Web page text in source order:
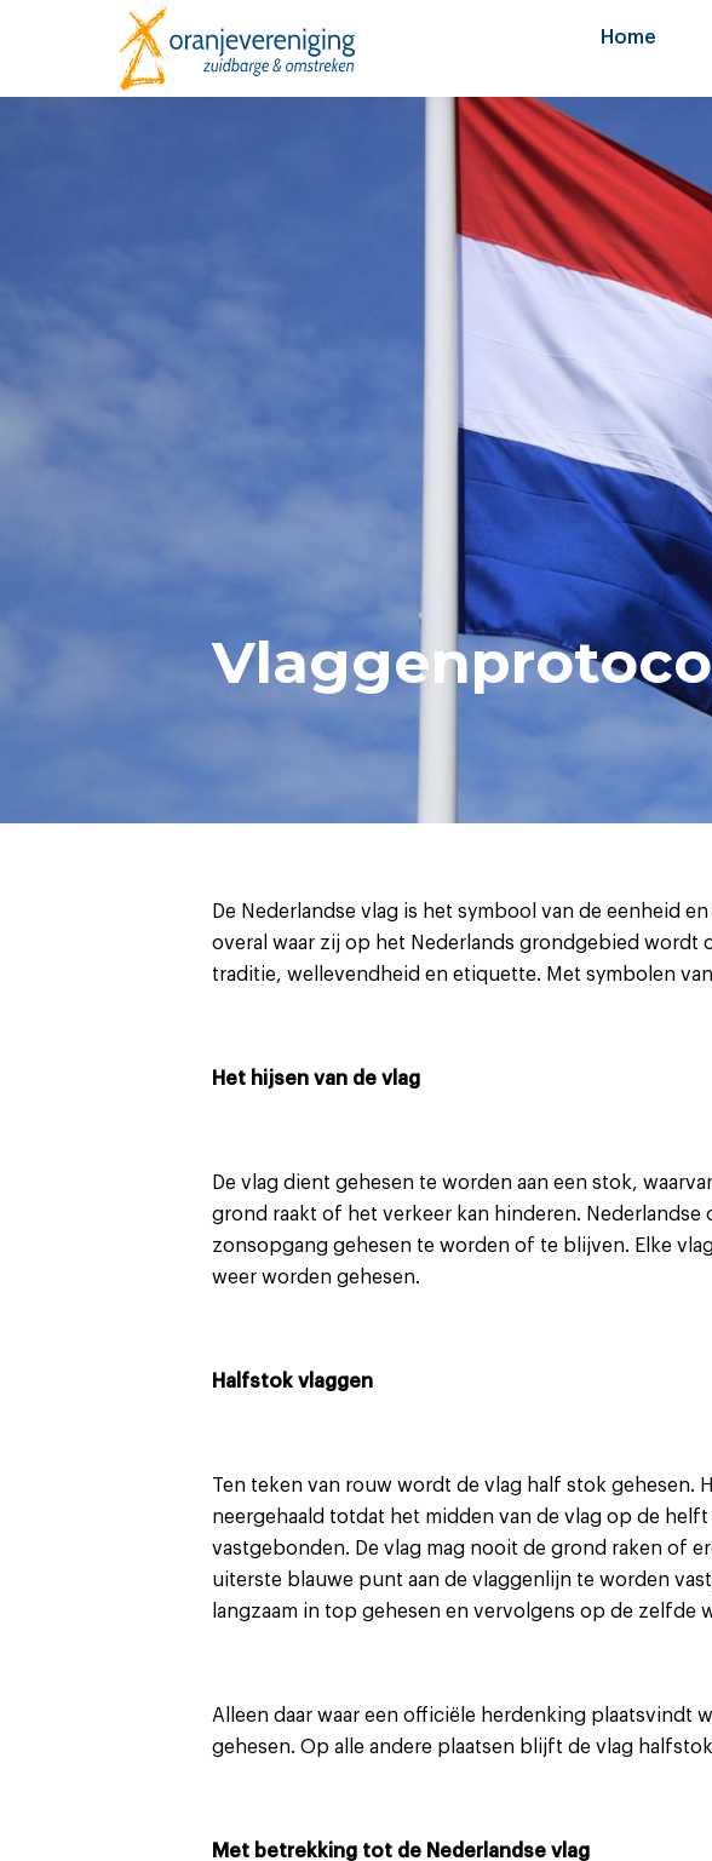
Home
De Nederlandse vlag is het symbool van de eenheid
overal waar zij op het Nederlands grondgebied wordt
traditie, wellevendheid en etiquette. Met symbolen
Het hijsen van de vlag
De vlag dient gehesen te worden aan een stok,
grond raakt of het verkeer kan hinderen.
zonsopgang gehesen te worden of te blijven. Elke
weer worden gehesen.
Halfstok vlaggen
Ten teken van rouw wordt de vlag half stok gehesen.
neergehaald totdat het midden van de vlag op de
vastgebonden. De vlag mag nooit de grond raken of
uiterste blauwe punt aan de vlaggenlijn te worden
langzaam in top gehesen en vervolgens op de zelfde
Alleen daar waar een officiële herdenking plaatsvindt
gehesen. Op alle andere plaatsen blijft de vlag
Met betrekking tot de Nederlandse vlag